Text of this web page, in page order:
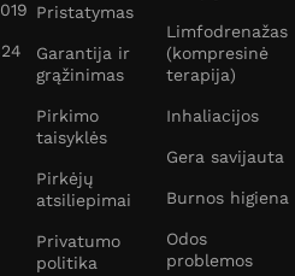
konsultantais ir
skirtas priemones.
gydymas šiuolaikiškais
specialios celiulito mažinimui
priemones internetu gera
Prekių pristatymą
šalies miestai. Reguliariai
Pristatymas
Garantija ir
grąžinimas
Pirkimo
taisyklės
Pirkėjų
atsiliepimai
Privatumo
politika
Limfodrenažas
(kompresinė
terapija)
Inhaliacijos
Gera savijauta
Burnos higiena
Odos
problemos